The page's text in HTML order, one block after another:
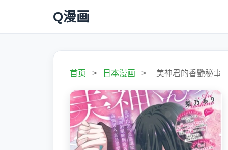
Q漫画
首页 > 日本漫画 > 美神君的香艷秘事